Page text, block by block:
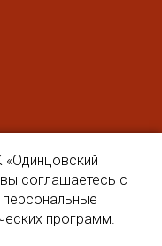
соглашаетесь с
программ.